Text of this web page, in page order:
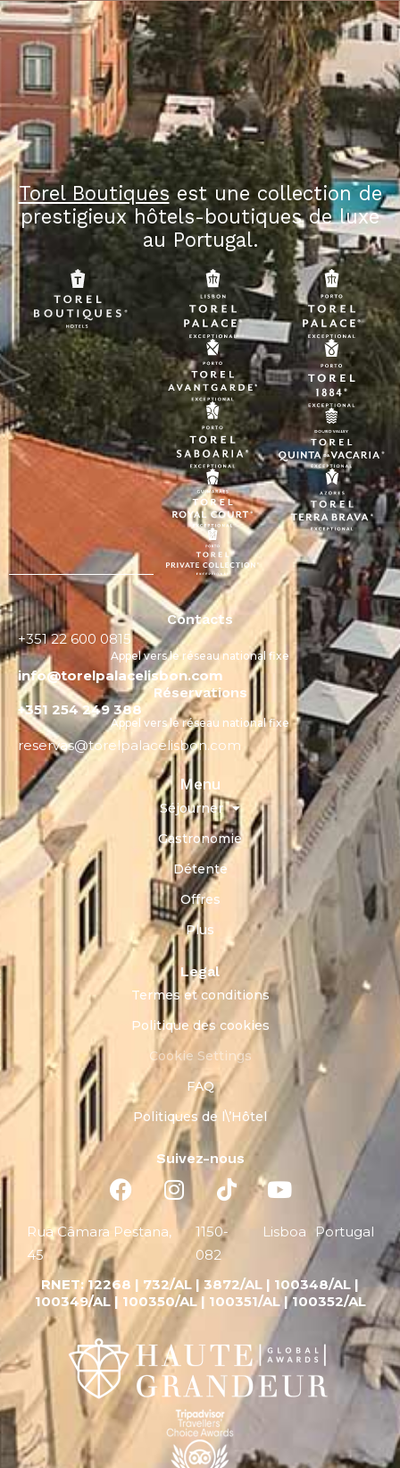
Torel Boutiquesest une collection de
prestigieux hôtels-boutiques de luxe
au Portugal.
Contacts
+351 22 600 0815
Appel vers le réseau national fixe
info@torelpalacelisbon.com
Réservations
+351 254 249 388
Appel vers le réseau national fixe
reservas@torelpalacelisbon.com
Menu
Séjourner
Gastronomie
Détente
Offres
Plus
Legal
Termes et conditions
Politique des cookies
Cookie Settings
FAQ
Politiques de l\’Hôtel
Suivez-nous
Rua Câmara Pestana,
45
1150-
082
Lisboa Portugal
RNET:12268 | 732/AL | 3872/AL | 100348/AL |
100349/AL | 100350/AL | 100351/AL | 100352/AL